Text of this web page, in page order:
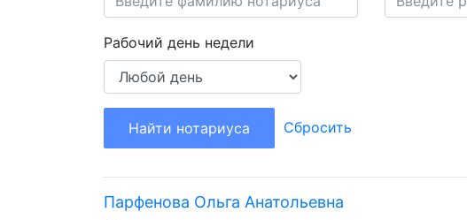
Рабочий день недели
Найти нотариуса Сбросить
Парфенова Ольга Анатольевна